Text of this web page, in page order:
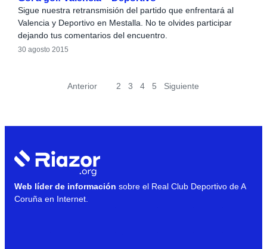
Sigue nuestra retransmisión del partido que enfrentará al
Valencia y Deportivo en Mestalla. No te olvides participar
dejando tus comentarios del encuentro.
30 agosto 2015
Anterior 2 3 4 5 Siguiente
Web líder de información sobre el Real Club Deportivo de A
Coruña en Internet.